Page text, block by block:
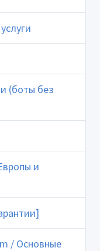
(боты без
и
/ Основные